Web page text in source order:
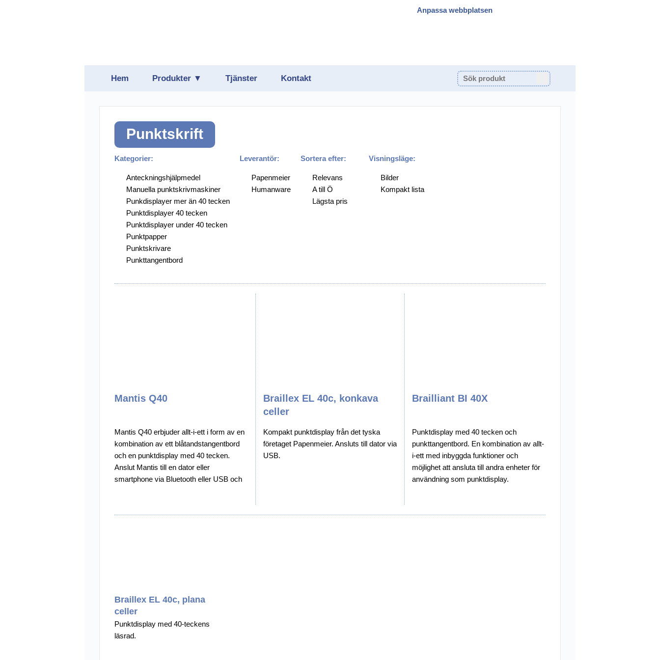
Anpassa webbplatsen
Hem
Produkter ▼
Förstoring
Hjälpmedelsprogram
Hörsel
Läsmaskiner och OCR
Punktskrift
Övriga Hjälpmedel
Punkt-/Daisyproduktion
Tjänster Kontakt
Punktskrift
Kategorier:
Anteckningshjälpmedel
Manuella punktskrivmaskiner
Punkdisplayer mer än 40 tecken
Punktdisplayer 40 tecken
Punktdisplayer under 40 tecken
Punktpapper
Punktskrivare
Punkttangentbord
Leverantör:
Papenmeier
Humanware
Sortera efter:
Relevans
A till Ö
Lägsta pris
Visningsläge:
Bilder
Kompakt lista
Mantis Q40
Mantis Q40 erbjuder allt-i-ett i form av en
kombination av ett blåtandstangentbord
och en punktdisplay med 40 tecken.
Anslut Mantis till en dator eller
smartphone via Bluetooth eller USB och
Braillex EL 40c, konkava
celler
Kompakt punktdisplay från det tyska
företaget Papenmeier. Ansluts till dator via
USB.
Brailliant BI 40X
Punktdisplay med 40 tecken och
punkttangentbord. En kombination av allt-
i-ett med inbyggda funktioner och
möjlighet att ansluta till andra enheter för
användning som punktdisplay.
Braillex EL 40c, plana
celler
Punktdisplay med 40-teckens
läsrad.